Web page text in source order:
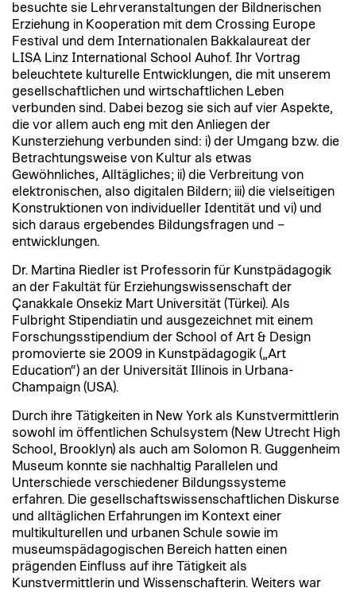
besuchte sie Lehrveranstaltungen der Bildnerischen
Erziehung in Kooperation mit dem Crossing Europe
Festival und dem Internationalen Bakkalaureat der
LISA Linz International School Auhof. Ihr Vortrag
beleuchtete kulturelle Entwicklungen, die mit unserem
gesellschaftlichen und wirtschaftlichen Leben
verbunden sind. Dabei bezog sie sich auf vier Aspekte,
die vor allem auch eng mit den Anliegen der
Kunsterziehung verbunden sind: i) der Umgang bzw. die
Betrachtungsweise von Kultur als etwas
Gewöhnliches, Alltägliches; ii) die Verbreitung von
elektronischen, also digitalen Bildern; iii) die vielseitigen
Konstruktionen von individueller Identität und vi) und
sich daraus ergebendes Bildungsfragen und –
entwicklungen.
Dr. Martina Riedler ist Professorin für Kunstpädagogik
an der Fakultät für Erziehungswissenschaft der
Çanakkale Onsekiz Mart Universität (Türkei). Als
Fulbright Stipendiatin und ausgezeichnet mit einem
Forschungsstipendium der School of Art & Design
promovierte sie 2009 in Kunstpädagogik („Art
Education“) an der Universität Illinois in Urbana-
Champaign (USA).
Durch ihre Tätigkeiten in New York als Kunstvermittlerin
sowohl im öffentlichen Schulsystem (New Utrecht High
School, Brooklyn) als auch am Solomon R. Guggenheim
Museum konnte sie nachhaltig Parallelen und
Unterschiede verschiedener Bildungssysteme
erfahren. Die gesellschaftswissenschaftlichen Diskurse
und alltäglichen Erfahrungen im Kontext einer
multikulturellen und urbanen Schule sowie im
museumspädagogischen Bereich hatten einen
prägenden Einfluss auf ihre Tätigkeit als
Kunstvermittlerin und Wissenschafterin. Weiters war